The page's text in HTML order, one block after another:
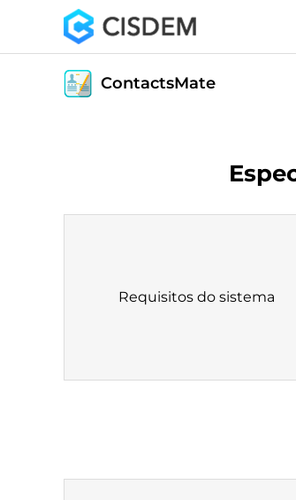
ContactsMate
Requisitos do sistema